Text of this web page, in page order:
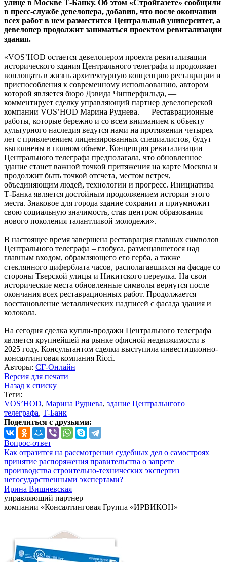
улице в Москве Т-Банку. Об этом «Стройгазете» сообщили
в пресс-службе девелопера, добавив, что после окончании
всех работ в нем разместится Центральный университет, а
девелопер продолжит заниматься проектом ревитализации
здания.
«VOS’HOD остается девелопером проекта ревитализации
исторического здания Центрального телеграфа и продолжает
воплощать в жизнь архитектурную концепцию реставрации и
приспособления к современному использованию, автором
которой является бюро Дэвида Чипперфильда, —
комментирует сделку управляющий партнер девелоперской
компании VOS’HOD Марина Руднева. — Реставрационные
работы, которые бережно и со всем вниманием к объекту
культурного наследия ведутся нами на протяжении четырех
лет с привлечением лицензированных специалистов, будут
выполнены в полном объеме. Концепция ревитализации
Центрального телеграфа предполагала, что обновленное
здание станет важной точкой притяжения на карте Москвы и
продолжит быть точкой отсчета, местом встреч,
объединяющим людей, технологии и прогресс. Инициатива
Т-Банка является достойным продолжением истории этого
места. Знаковое для города здание сохранит и приумножит
свою социальную значимость, став центром образования
нового поколения талантливой молодежи».
В настоящее время завершена реставрация главных символов
Центрального телеграфа – глобуса, размещавшегося над
главным входом, обрамляющего его герба, а также
стеклянного циферблата часов, располагавшихся на фасаде со
стороны Тверской улицы и Никитского переулка. На свои
исторические места обновленные символы вернутся после
окончания всех реставрационных работ. Продолжается
восстановление металлических надписей с фасада здания и
колокола.
На сегодня сделка купли-продажи Центрального телеграфа
является крупнейшей на рынке офисной недвижимости в
2025 году. Консультантом сделки выступила инвестиционно-
консалтинговая компания Ricci.
Авторы: СГ-Онлайн
Версия для печати
Назад к списку
Теги:
VOS’HOD, Марина Руднева, здание Центральнгого
телеграфа, Т-Банк
Поделиться с друзьями:
Вопрос-ответ
Как отразится на рассмотрении судебных дел о самостроях
принятие распоряжения правительства о запрете
производства строительно-технических экспертиз
негосударственными экспертами?
Ирина Вишневская
управляющий партнер
компании «Консалтинговая Группа «ИРВИКОН»